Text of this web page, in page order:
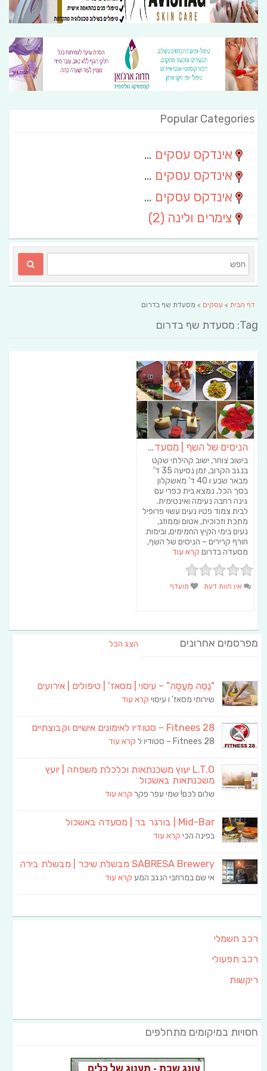
Popular Categories
אינדקס עסקים מרחבי
אינדקס עסקים חבל שלום
אינדקס עסקים ארצי
צימרים ולינה (2)
דף הבית > עסקים > מסעדת שף בדרום
Tag: מסעדת שף בדרום
הניסים של השף | מסעדת שף בבית | ארוחות גורמה
בישוב צוחר, ישוב קהילתי שקט
בנגב הקרוב, זמן נסיעה 35 ד'
מבאר שבע ו 40 ד' מאשקלון
בסך הכל, נמצא בית כפרי עם
גינה רחבה נעימה ואינטימית.
לבית צמוד פטיו נעים עשוי פרופיל
מתכת וזכוכית, אטום וממוזג,
נעים בימי הקיץ החמימים, ובימות
חורף קרירים – הניסים של השף,
מסעדה בדרום קרא עוד
אין חוות דעת מועדף
מפרסמים אחרונים הצג הכל
"נַסֵּה מְעַסֶּה" – עיסוי | מסאז' | טיפולים | אירועים
שירותי מסאז' ו עיסוי קרא עוד
Fitnees 28 – סטודיו לאימונים אישיים וקבוצתיים
Fitnees 28 – סטודיו ל קרא עוד
L.T.O יעוץ משכנתאות וכלכלת משפחה | יועץ
משכנתאות באשכול
שלום לכם! שמי עפר פקר קרא עוד
Mid-Bar | בורגר בר | מסעדה באשכול
בפינה הכי קרא עוד
SABRESA Brewery מבשלת שיכר | מבשלת בירה
אי שם במרחבי הנגב המע קרא עוד
רכב חשמלי
רכב תפעולי
ריקשות
חסויות במיקומים מתחלפים